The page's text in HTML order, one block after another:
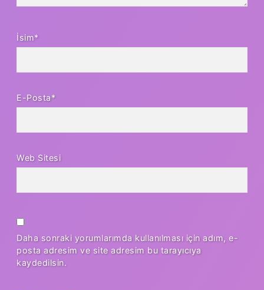
İsim*
E-Posta*
Web Sitesi
Daha sonraki yorumlarımda kullanılması için adım, e-
posta adresim ve site adresim bu tarayıcıya
kaydedilsin.